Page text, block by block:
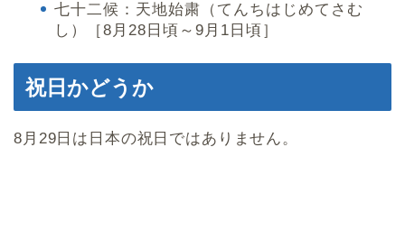
七十二候：天地始粛（てんちはじめてさむ
し）［8月28日頃～9月1日頃］
祝日かどうか
8月29日は日本の祝日ではありません。